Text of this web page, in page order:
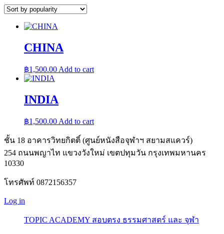
popularity
CHINA
฿1,500.00 Add to cart
INDIA
฿1,500.00 Add to cart
ชั้น 18 อาคารวิทยกิตติ์ (ศูนย์หนังสือจุฬาฯ สยามสแควร์)
254 ถนนพญาไท แขวงวังใหม่ เขตปทุมวัน กรุงเทพมหานคร
10330
โทรศัพท์ 0872156357
Log in
TOPIC ACADEMY สอบตรง ธรรมศาสตร์ และ จุฬา